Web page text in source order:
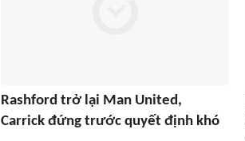
Rashford trở lại Man United,
Carrick đứng trước quyết định khó